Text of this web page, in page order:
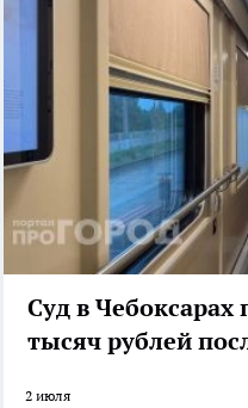
Суд в Чебоксарах
тысяч рублей
2 июля